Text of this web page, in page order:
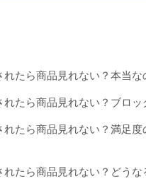
れたら商品見れない？本当な
れたら商品見れない？ブロ
れたら商品見れない？満足
れたら商品見れない？どうな